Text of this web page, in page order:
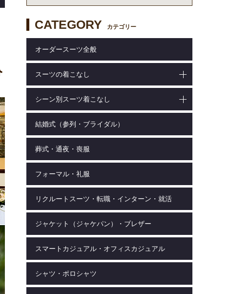
CATEGORY カテゴリー
オーダースーツ全般
スーツの着こなし
シーン別スーツ着こなし
結婚式（参列・ブライダル）
葬式・通夜・喪服
フォーマル・礼服
リクルートスーツ・転職・インターン・就活
ジャケット（ジャケパン）・ブレザー
スマートカジュアル・オフィスカジュアル
シャツ・ポロシャツ